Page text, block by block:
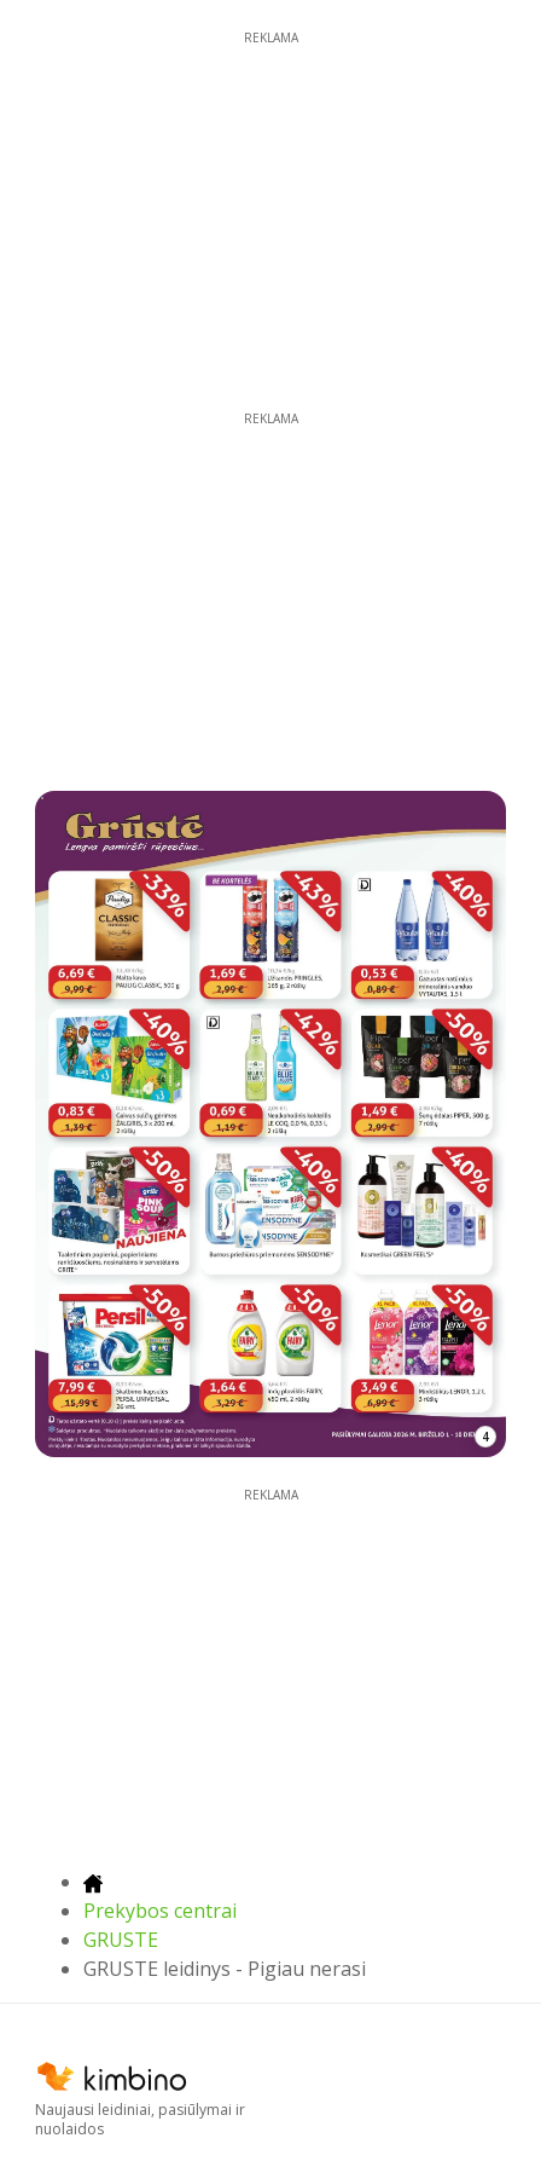
REKLAMA
REKLAMA
4
REKLAMA
Prekybos centrai
GRUSTE
GRUSTE leidinys - Pigiau nerasi
Naujausi leidiniai, pasiūlymai ir
nuolaidos